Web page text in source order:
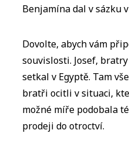
Benjamína dal v sázku
Dovolte, abych vám
souvislosti. Josef,
setkal v Egyptě. Tam
bratři ocitli v situaci,
možné míře podobala
prodeji do otroctví.